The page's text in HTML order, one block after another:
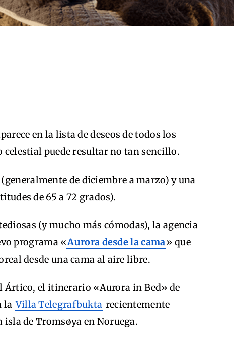
en la lista de deseos de todos los
puede resultar no tan sencillo.
de diciembre a marzo) y una
de 65 a 72 grados).
(y mucho más cómodas), la agencia
programa «Aurora desde la cama» que
desde una cama al aire libre.
Ártico, el itinerario «Aurora in Bed» de
la Villa Telegrafbukta recientemente
isla de Tromsøya en Noruega.